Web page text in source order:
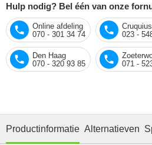
Hulp nodig? Bel één van onze
Online afdeling
070 - 301 34 74
Cruquius
023 -
Den Haag
070 - 320 93 85
071 -
Productinformatie Alternatieven